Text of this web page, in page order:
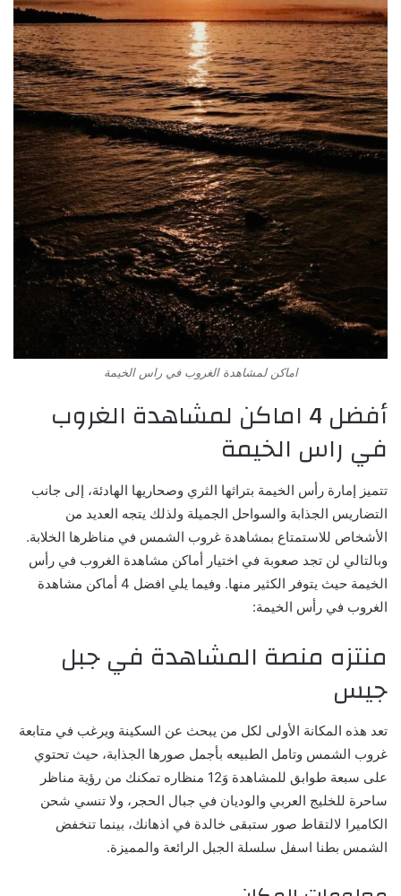
اماكن لمشاهدة الغروب في راس الخيمة
أفضل 4 اماكن لمشاهدة الغروب
في راس الخيمة
تتميز إمارة رأس الخيمة بتراثها الثري وصحاريها الهادئة، إلى جانب
التضاريس الجذابة والسواحل الجميلة ولذلك يتجه العديد من
الأشخاص للاستمتاع بمشاهدة غروب الشمس في مناظرها الخلابة.
وبالتالي لن تجد صعوبة في اختيار أماكن مشاهدة الغروب في رأس
الخيمة حيث يتوفر الكثير منها. وفيما يلي افضل 4 أماكن مشاهدة
الغروب في رأس الخيمة:
منتزه منصة المشاهدة في جبل
جيس
تعد هذه المكانة الأولى لكل من يبحث عن السكينة ويرغب في متابعة
غروب الشمس وتامل الطبيعه بأجمل صورها الجذابة، حيث تحتوي
على سبعة طوابق للمشاهدة وَ12 منظاره تمكنك من رؤية مناظر
ساحرة للخليج العربي والوديان في جبال الحجر، ولا تنسي شحن
الكاميرا لالتقاط صور ستبقى خالدة في اذهانك، بينما تنخفض
الشمس بطنا اسفل سلسلة الجبل الرائعة والمميزة.